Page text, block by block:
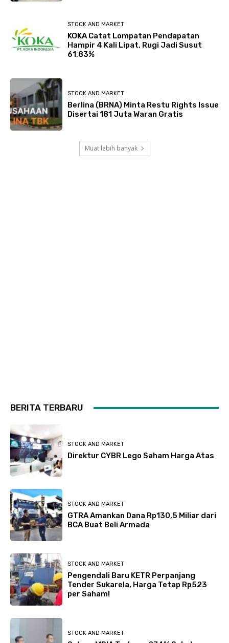
STOCK AND MARKET
KOKA Catat Lompatan Pendapatan
Hampir 4 Kali Lipat, Rugi Jadi Susut
61,83%
STOCK AND MARKET
Berlina (BRNA) Minta Restu Rights Issue
Disertai 181 Juta Waran Gratis
Muat lebih banyak
BERITA TERBARU
STOCK AND MARKET
Direktur CYBR Lego Saham Harga Atas
STOCK AND MARKET
GTRA Amankan Dana Rp130,5 Miliar dari
BCA Buat Beli Armada
STOCK AND MARKET
Pengendali Baru KETR Perpanjang
Tender Sukarela, Harga Tetap Rp523
per Saham!
STOCK AND MARKET